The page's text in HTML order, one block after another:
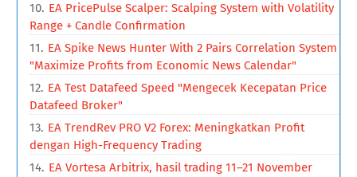
EA PricePulse Scalper: Scalping System with Volatility
Range + Candle Confirmation
EA Spike News Hunter With 2 Pairs Correlation System
"Maximize Profits from Economic News Calendar"
EA Test Datafeed Speed "Mengecek Kecepatan Price
Datafeed Broker"
EA TrendRev PRO V2 Forex: Meningkatkan Profit
dengan High-Frequency Trading
EA Vortesa Arbitrix, hasil trading 11–21 November